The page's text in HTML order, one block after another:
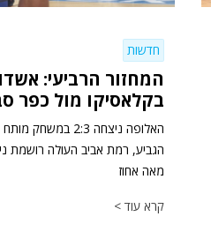
חדשות
המחזור הרביעי:
בקלאסיקו מול כפר
האלופה ניצחה
הגביע, רמת אביב העולה רושמת
מאה אחוז
קרא עוד >